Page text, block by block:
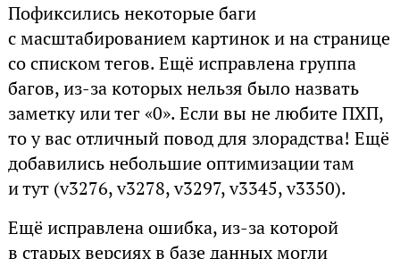
Пофиксились некоторые баги
с масштабированием картинок и на странице
со списком тегов. Ещё исправлена группа
багов, из-за которых нельзя было назвать
заметку или тег «0». Если вы не любите ПХП,
то у вас отличный повод для злорадства! Ещё
добавились небольшие оптимизации там
и тут (v3276, v3278, v3297, v3345, v3350).
Ещё исправлена ошибка, из-за которой
в старых версиях в базе данных могли